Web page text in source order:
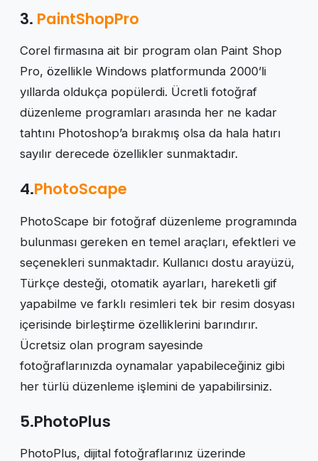
3. PaintShopPro
Corel firmasına ait bir program olan Paint Shop
Pro, özellikle Windows platformunda 2000’li
yıllarda oldukça popülerdi. Ücretli fotoğraf
düzenleme programları arasında her ne kadar
tahtını Photoshop’a bırakmış olsa da hala hatırı
sayılır derecede özellikler sunmaktadır.
4.PhotoScape
PhotoScape bir fotoğraf düzenleme programında
bulunması gereken en temel araçları, efektleri ve
seçenekleri sunmaktadır. Kullanıcı dostu arayüzü,
Türkçe desteği, otomatik ayarları, hareketli gif
yapabilme ve farklı resimleri tek bir resim dosyası
içerisinde birleştirme özelliklerini barındırır.
Ücretsiz olan program sayesinde
fotoğraflarınızda oynamalar yapabileceğiniz gibi
her türlü düzenleme işlemini de yapabilirsiniz.
5.PhotoPlus
PhotoPlus, dijital fotoğraflarınız üzerinde